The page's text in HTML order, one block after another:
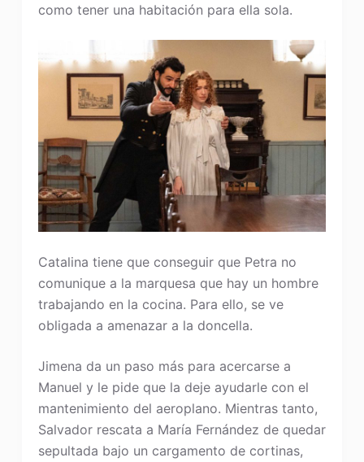
como tener una habitación para ella sola.
Catalina tiene que conseguir que Petra no
comunique a la marquesa que hay un hombre
trabajando en la cocina. Para ello, se ve
obligada a amenazar a la doncella.
Jimena da un paso más para acercarse a
Manuel y le pide que la deje ayudarle con el
mantenimiento del aeroplano. Mientras tanto,
Salvador rescata a María Fernández de quedar
sepultada bajo un cargamento de cortinas,